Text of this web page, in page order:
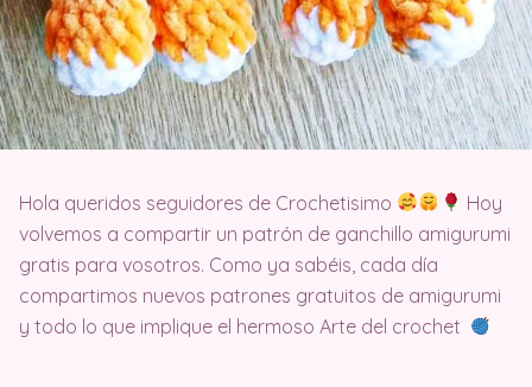
Hola queridos seguidores de Crochetisimo
Hoy
volvemos a compartir un patrón de ganchillo amigurumi
gratis para vosotros. Como ya sabéis, cada día
compartimos nuevos patrones gratuitos de amigurumi
y todo lo que implique el hermoso Arte del crochet